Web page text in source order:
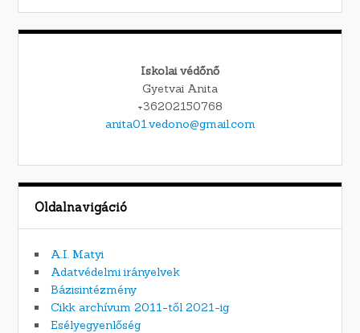
Iskolai védőnő
Gyetvai Anita
+36202150768
anita01.vedono@gmail.com
Oldalnavigáció
A.I. Matyi
Adatvédelmi irányelvek
Bázisintézmény
Cikk archívum 2011-től 2021-ig
Esélyegyenlőség